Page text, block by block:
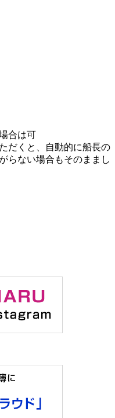
合は可
だくと、自動的に船長の
らない場合もそのままし